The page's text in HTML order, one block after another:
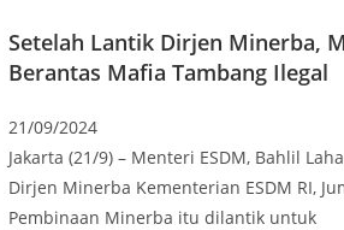
Setelah Lantik Dirjen Minerba,
Berantas Mafia Tambang Ilegal
21/09/2024
Jakarta (21/9) – Menteri ESDM, Bahlil
Dirjen Minerba Kementerian ESDM RI,
Pembinaan Minerba itu dilantik untuk